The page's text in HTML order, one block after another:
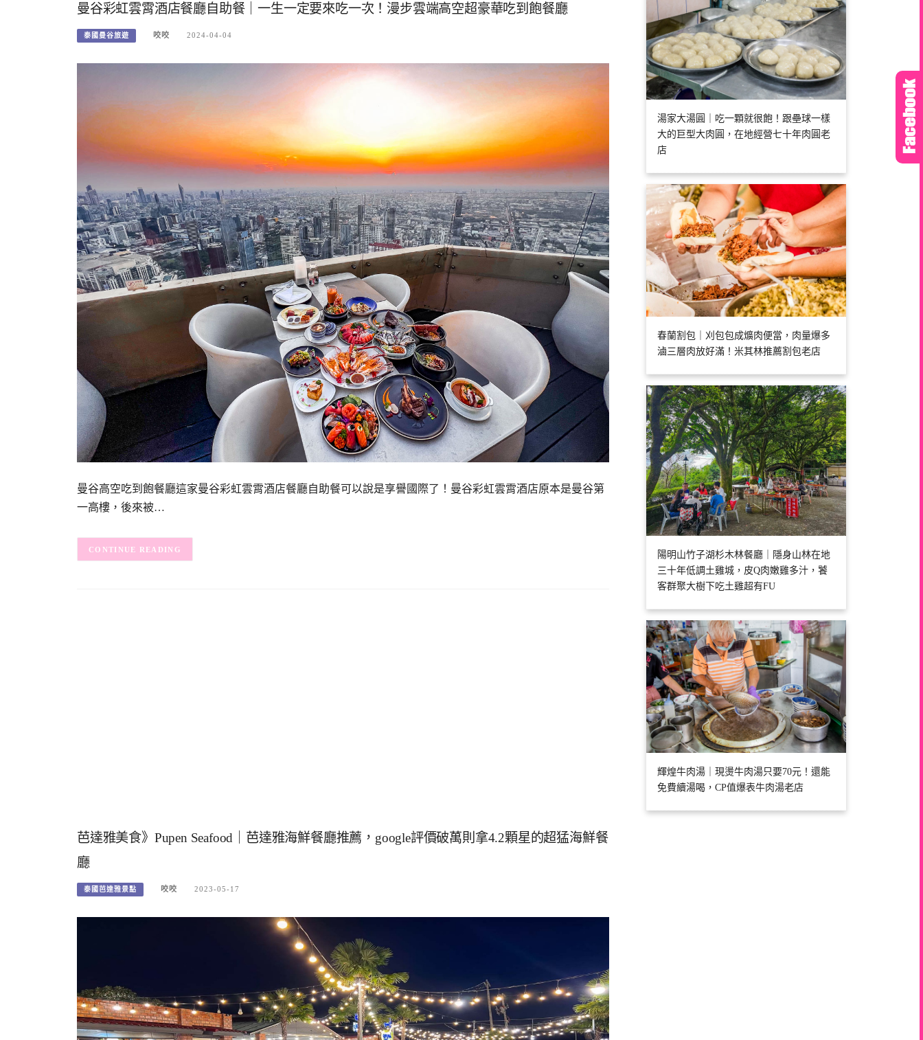
曼谷彩虹雲霄酒店餐廳自助餐｜一生一定要來吃一次！漫步雲端高空超豪華吃到飽餐廳
泰國曼谷旅遊 咬咬 2024-04-04
曼谷高空吃到飽餐廳這家曼谷彩虹雲霄酒店餐廳自助餐可以說是享譽國際了！曼谷彩虹雲霄酒店原本是曼谷第
一高樓，後來被…
CONTINUE READING
芭達雅美食》Pupen Seafood｜芭達雅海鮮餐廳推薦，google評價破萬則拿4.2顆星的超猛海鮮餐
廳
泰國芭達雅景點 咬咬 2023-05-17
湯家大湯圓｜吃一顆就很飽！跟壘球一樣
大的巨型大肉圓，在地經營七十年肉圓老
店
春蘭割包｜刈包包成爌肉便當，肉量爆多
滷三層肉放好滿！米其林推薦割包老店
陽明山竹子湖杉木林餐廳｜隱身山林在地
三十年低調土雞城，皮Q肉嫩雞多汁，饕
客群聚大樹下吃土雞超有FU
輝煌牛肉湯｜現燙牛肉湯只要70元！還能
免費續湯喝，CP值爆表牛肉湯老店